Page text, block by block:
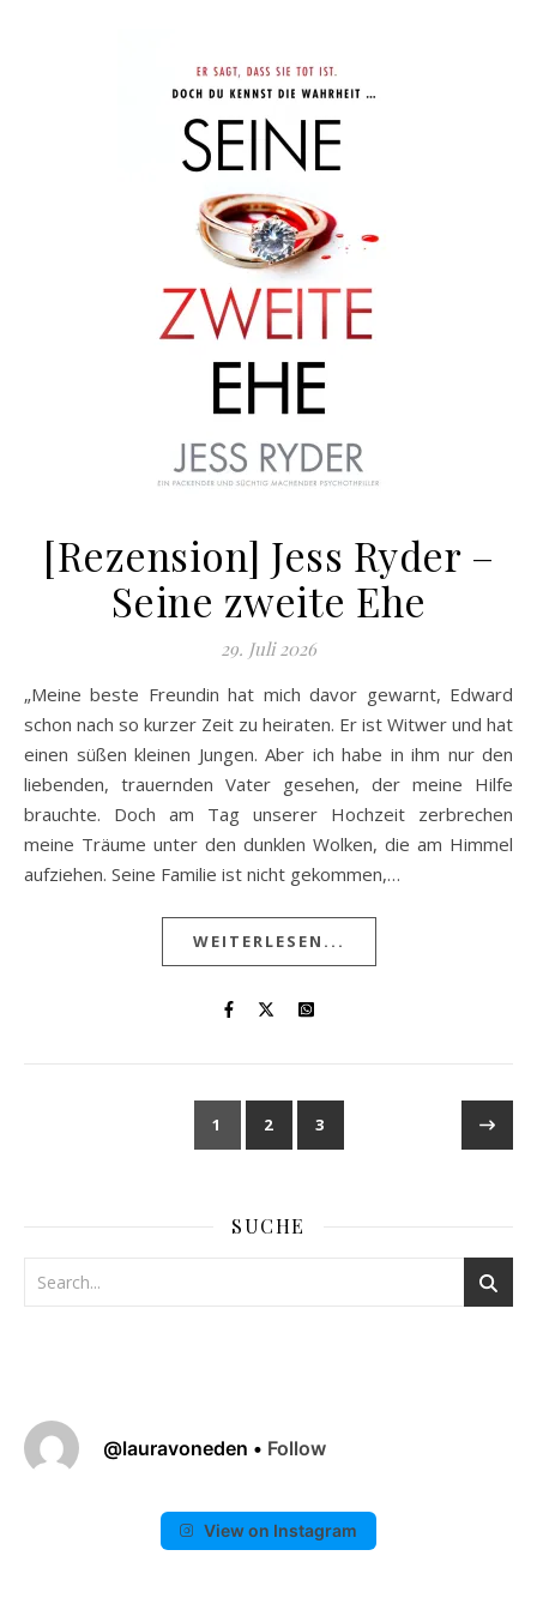
[Rezension] Jess Ryder –
Seine zweite Ehe
29. Juli 2026
„Meine beste Freundin hat mich davor gewarnt, Edward
schon nach so kurzer Zeit zu heiraten. Er ist Witwer und hat
einen süßen kleinen Jungen. Aber ich habe in ihm nur den
liebenden, trauernden Vater gesehen, der meine Hilfe
brauchte. Doch am Tag unserer Hochzeit zerbrechen
meine Träume unter den dunklen Wolken, die am Himmel
aufziehen. Seine Familie ist nicht gekommen,…
WEITERLESEN...
1 2 3
SUCHE
@lauravoneden • Follow
View on Instagram